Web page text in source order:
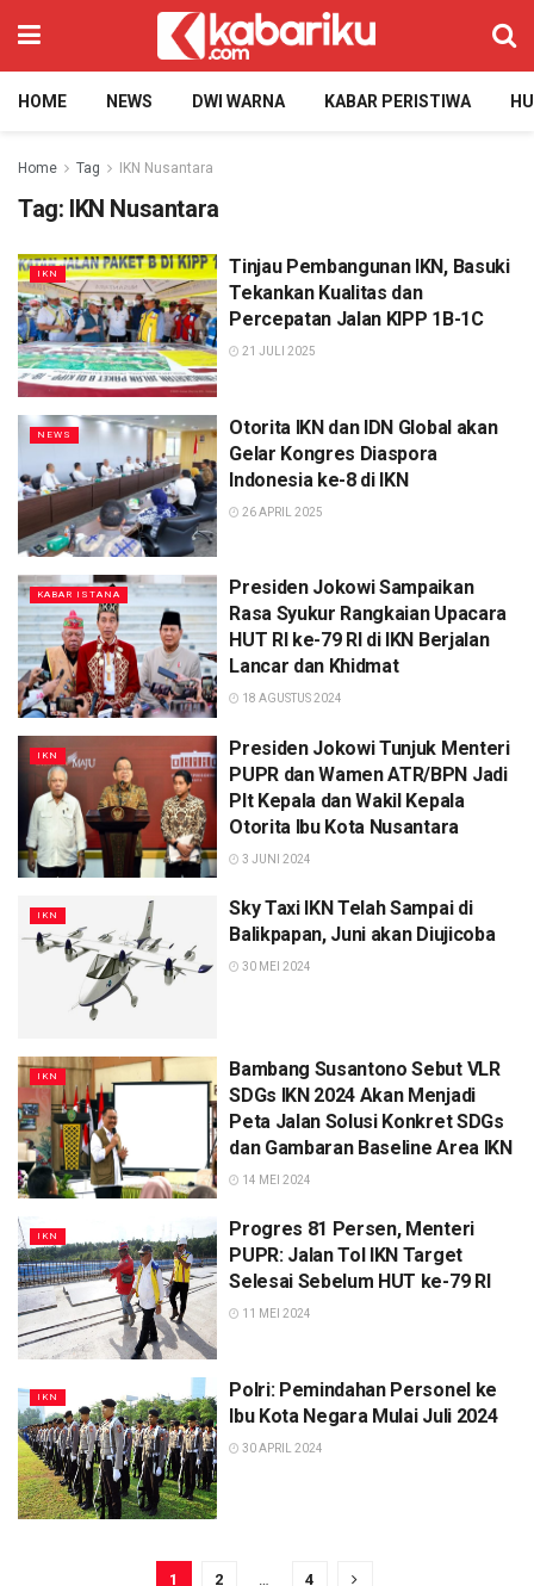
HOME NEWS DWI WARNA KABAR PERISTIWA
Home Tag IKN Nusantara
Tag: IKN Nusantara
IKN
Tinjau Pembangunan IKN, Basuki
Tekankan Kualitas dan
Percepatan Jalan KIPP 1B-1C
21 JULI 2025
NEWS
Otorita IKN dan IDN Global akan
Gelar Kongres Diaspora
Indonesia ke-8 di IKN
26 APRIL 2025
KABAR ISTANA
Presiden Jokowi Sampaikan
Rasa Syukur Rangkaian Upacara
HUT RI ke-79 RI di IKN Berjalan
Lancar dan Khidmat
18 AGUSTUS 2024
IKN
Presiden Jokowi Tunjuk Menteri
PUPR dan Wamen ATR/BPN Jadi
Plt Kepala dan Wakil Kepala
Otorita Ibu Kota Nusantara
3 JUNI 2024
IKN
Sky Taxi IKN Telah Sampai di
Balikpapan, Juni akan Diujicoba
30 MEI 2024
IKN
Bambang Susantono Sebut VLR
SDGs IKN 2024 Akan Menjadi
Peta Jalan Solusi Konkret SDGs
dan Gambaran Baseline Area IKN
14 MEI 2024
IKN
Progres 81 Persen, Menteri
PUPR: Jalan Tol IKN Target
Selesai Sebelum HUT ke-79 RI
11 MEI 2024
IKN
Polri: Pemindahan Personel ke
Ibu Kota Negara Mulai Juli 2024
30 APRIL 2024
1 2 … 4